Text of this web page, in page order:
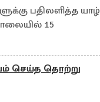
பதிலளித்த யாழ்
15
செய்த தொற்று